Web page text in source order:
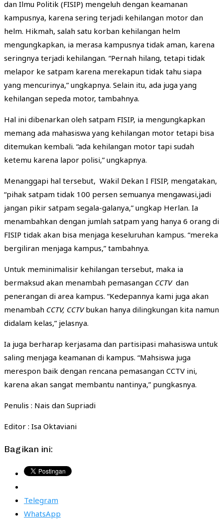
dan Ilmu Politik (FISIP) mengeluh dengan keamanan
kampusnya, karena sering terjadi kehilangan motor dan
helm. Hikmah, salah satu korban kehilangan helm
mengungkapkan, ia merasa kampusnya tidak aman, karena
seringnya terjadi kehilangan. “Pernah hilang, tetapi tidak
melapor ke satpam karena merekapun tidak tahu siapa
yang mencurinya,” ungkapnya. Selain itu, ada juga yang
kehilangan sepeda motor, tambahnya.
Hal ini dibenarkan oleh satpam FISIP, ia mengungkapkan
memang ada mahasiswa yang kehilangan motor tetapi bisa
ditemukan kembali. “ada kehilangan motor tapi sudah
ketemu karena lapor polisi,” ungkapnya.
Menanggapi hal tersebut, Wakil Dekan I FISIP, mengatakan,
“pihak satpam tidak 100 persen semuanya mengawasi,jadi
jangan pikir satpam segala-galanya,” ungkap Herlan. Ia
menambahkan dengan jumlah satpam yang hanya 6 orang di
FISIP tidak akan bisa menjaga keseluruhan kampus. “mereka
bergiliran menjaga kampus,” tambahnya.
Untuk meminimalisir kehilangan tersebut, maka ia
bermaksud akan menambah pemasangan CCTV dan
penerangan di area kampus. “Kedepannya kami juga akan
menambah CCTV, CCTVbukan hanya dilingkungan kita namun
didalam kelas,” jelasnya.
Ia juga berharap kerjasama dan partisipasi mahasiswa untuk
saling menjaga keamanan di kampus. “Mahsiswa juga
merespon baik dengan rencana pemasangan CCTV ini,
karena akan sangat membantu nantinya,” pungkasnya.
Penulis : Nais dan Supriadi
Editor : Isa Oktaviani
Bagikan ini:
Telegram
WhatsApp